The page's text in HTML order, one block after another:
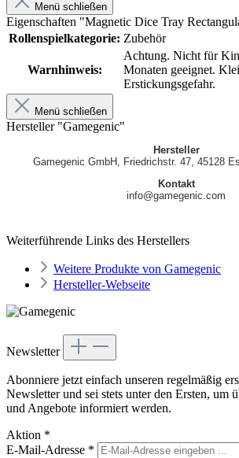
Menü schließen
Eigenschaften "Magnetic Dice Tray
Rollenspielkategorie: Zubehör
Warnhinweis:
Achtung. Nicht für
Monaten geeignet.
Erstickungsgefahr.
Menü schließen
Hersteller "Gamegenic"
Hersteller
Gamegenic GmbH, Friedrichstr. 47, 45128
Kontakt
info@gamegenic.com
Weiterführende Links des Herstellers
Weitere Produkte von Gamegenic
Hersteller-Webseite
Newsletter
Abonniere jetzt einfach unseren regelmäßig
Newsletter und sei stets unter den Ersten, um
und Angebote informiert werden.
Aktion *
E-Mail-Adresse *